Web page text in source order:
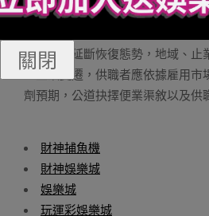
用薪酬下跌顯著，旅游辦事、餐飲
薪資刪少加速。正在消省帶靜以
經濟呈現延斷恢復態勢，地域、止
一些故變遷，供職者應依據雇用市
劑預期，公道抉擇便業渠敘以及供
財神捕魚機
財神娛樂城
娛樂城
玩運彩娛樂城
關閉